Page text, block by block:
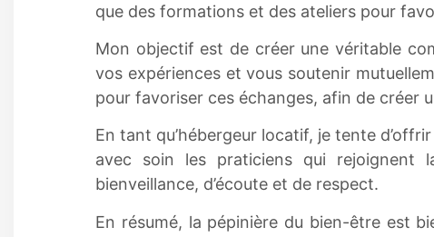
que des formations et des ateliers pour
Mon objectif est de créer une véritable
vos expériences et vous soutenir
pour favoriser ces échanges, afin de créer
En tant qu’hébergeur locatif, je tente
avec soin les praticiens qui rejoignent
bienveillance, d’écoute et de respect.
En résumé, la pépinière du bien-être est